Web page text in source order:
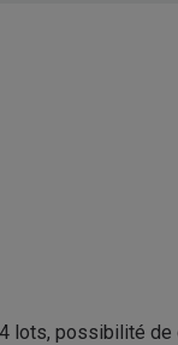
lots, possibilité